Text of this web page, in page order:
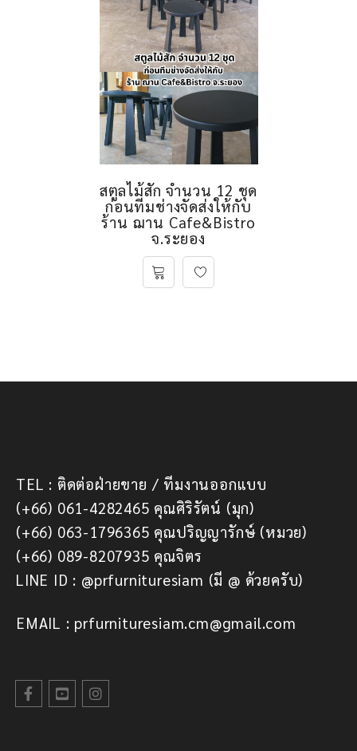
สตูลไม้สัก จำนวน 12 ชุด
ก่อนทีมช่างจัดส่งให้กับ
ร้าน ฌาน Cafe&Bistro
จ.ระยอง
TEL : ติดต่อฝ่ายขาย / ทีมงานออกแบบ
(+66) 061-4282465 คุณศิริรัตน์ (มุก)
(+66) 063-1796365 คุณปริญญารักษ์ (หมวย)
(+66) 089-8207935 คุณจิตร
LINE ID : @prfurnituresiam (มี @ ด้วยครับ)
EMAIL : prfurnituresiam.cm@gmail.com